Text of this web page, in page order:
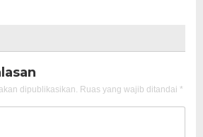
dipublikasikan. Ruas yang wajib ditandai *